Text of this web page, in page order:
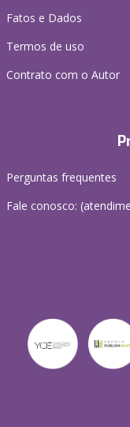
Fatos e Dados
Termos de uso
Contrato com o Autor
Perguntas frequentes
Fale conosco: